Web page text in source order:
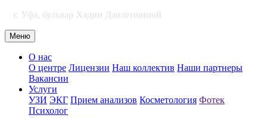
г. Уфа, бульвар Хадии Давлетшиной
Меню
О нас
О центре Лицензии Наш коллектив Наши партнеры
Вакансии
Услуги
УЗИ ЭКГ Прием анализов Косметология Фотек
Психолог